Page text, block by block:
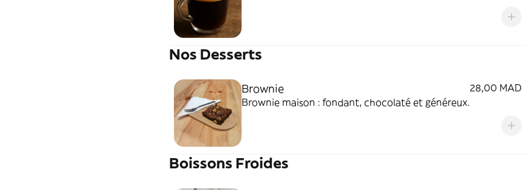
Nos Desserts
Brownie
28,00 MAD
Brownie maison : fondant, chocolaté et généreux.
Boissons Froides